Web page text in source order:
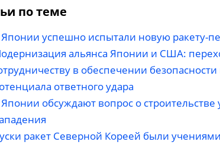
по теме
успешно испытали новую ракету-
альянса Японии и США:
в обеспечении
ответного удара
обсуждают вопрос о
ракет Северной Кореей были